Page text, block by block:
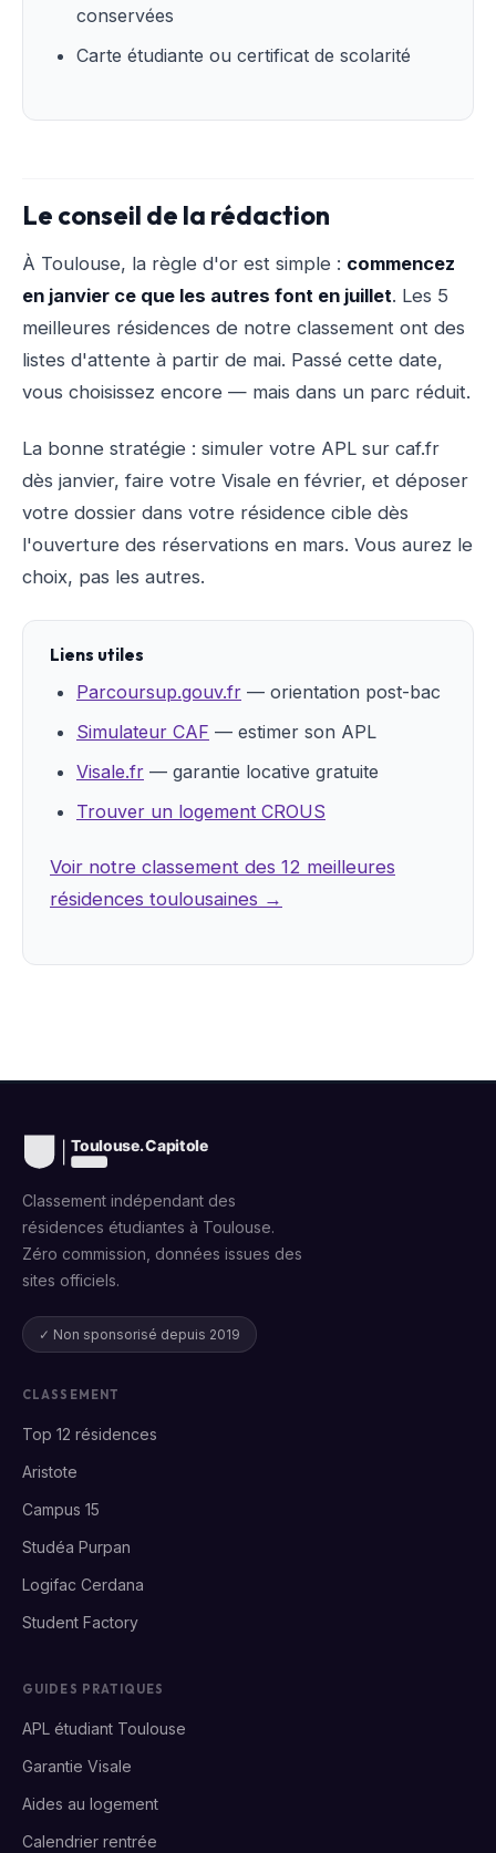
conservées
Carte étudiante ou certificat de scolarité
Le conseil de la rédaction
À Toulouse, la règle d'or est simple : commencez
en janvier ce que les autres font en juillet. Les 5
meilleures résidences de notre classement ont des
listes d'attente à partir de mai. Passé cette date,
vous choisissez encore — mais dans un parc réduit.
La bonne stratégie : simuler votre APL sur caf.fr
dès janvier, faire votre Visale en février, et déposer
votre dossier dans votre résidence cible dès
l'ouverture des réservations en mars. Vous aurez le
choix, pas les autres.
Liens utiles
Parcoursup.gouv.fr — orientation post-bac
Simulateur CAF — estimer son APL
Visale.fr — garantie locative gratuite
Trouver un logement CROUS
Voir notre classement des 12 meilleures
résidences toulousaines →
Classement indépendant des
résidences étudiantes à Toulouse.
Zéro commission, données issues des
sites officiels.
✓ Non sponsorisé depuis 2019
CLASSEMENT
Top 12 résidences
Aristote
Campus 15
Studéa Purpan
Logifac Cerdana
Student Factory
GUIDES PRATIQUES
APL étudiant Toulouse
Garantie Visale
Aides au logement
Calendrier rentrée